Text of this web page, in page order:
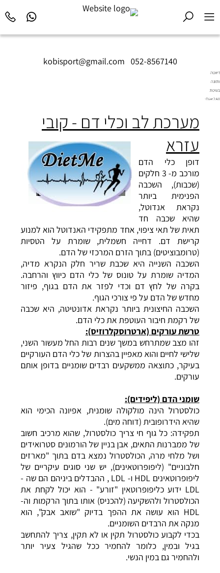
kobisport@gmail.com 052-8567140
דיאטה
ותזונה
בשיטת
Diet2All:
מערכת לב וכלי דם - קובי
עזרא
דופן כלי הדם
מורכב מ- 3 חלקים
(שכבות), השכבה
הפנימית ביותר
נקראת אנדוטל,
שהיא שכבה חד
תאית של תאי ציפוי, אחד מתפקידי האנדוטל הוא למנוע
קרישת דם. דחייה חשמלית, שומרת על הטסיות
(טרומבוציטים) בתוך הזרם המרכזי של הדם.
השכבה השנייה היא שכבת שריר חלק הנקרא מדיה,
המדיה שומרת על טונוס של כלי הדם כיווץ והרחבה.
בקרה של לחץ דם וכדי לפזר את הדם בגוף, פיזור
מחדש של הדם על פי צורכי הגוף.
השכבה החיצונית ביותר נקראת אדונטיטה, היא שכבה
של רקמת חיבור העוטפת את כלי הדם.
טרשת עורקים (ארטרוסקלרוזיס):
זהו מצב שמתרחש במשך שנים רבות החל מעשור השני,
שלישי לחיים והוא מאפיין בהצרות של כלי הדם העורקיים
בעיקר, כתוצאה ממשקעים רבדים שומניים בדופן אותם
עורקים.
שומני הדם (ליפידים):
כולסטרול הינה מולקולה שומנית, אפיונה הכימי הוא
שהיא הידרופובית (דוחה מים).
תפקידה: כל גוף חי צריך כולסטרול, שהוא מרכיב חשוב
של ממברנות התאים, אבן בניין של הורמונים סטרואידים
ושל מלחי מרה, הכולסטרול נמצא בדם בתוך "מארזים
חלבוניים" (ליפופרוטאינים), יש שני סוגים עיקריים של
ליפופרוטאינים HDL ו- LDL , ההבדלים ביניהם הם שה -
LDL ידוע כליפופרוטאין "זורע" - הוא יכול לקחת את
הכולסטרול ולהשקיעה (להכניס) אותו בתוך הרקמות וה-
HDL הוא עושה את ההפך בדיוק "שואב אבק", הוא
מנקה את הרבדים השומניים.
בכדי לקבוע כולסטרול תקין או לא תקין, צריך להתחשב
בגיל ובמין, כלומר להחמיר ככל שהגיל צעיר יותר
ולהחמיר גם במין הנשי.